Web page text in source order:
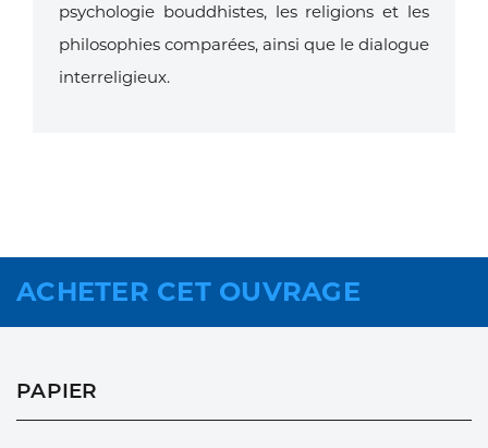
psychologie bouddhistes, les religions et les
philosophies comparées, ainsi que le dialogue
interreligieux.
ACHETER CET OUVRAGE
PAPIER